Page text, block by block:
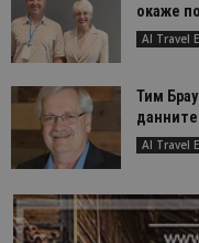
окаже
AI Travel
Тим
AI Travel